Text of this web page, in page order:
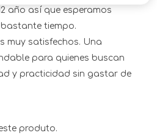
año así que esperamos
tiempo.
muy satisfechos. Una
para quienes buscan
y practicidad sin gastar de
produto.